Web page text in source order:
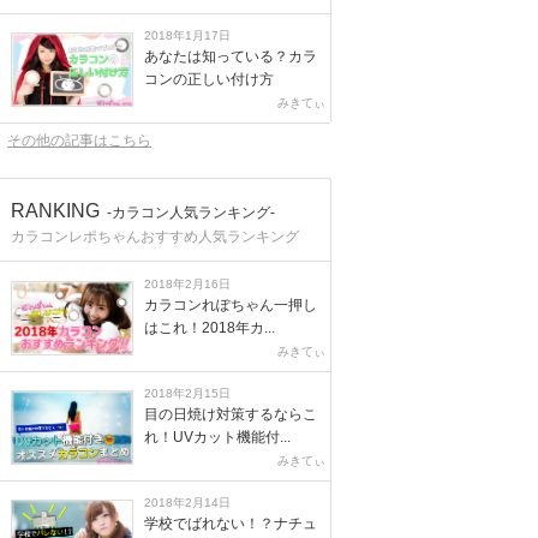
2018年1月17日
あなたは知っている？カラ
コンの正しい付け方
みきてぃ
その他の記事はこちら
RANKING -カラコン人気ランキング-
カラコンレポちゃんおすすめ人気ランキング
2018年2月16日
カラコンれぽちゃん一押し
はこれ！2018年カ...
みきてぃ
2018年2月15日
目の日焼け対策するならこ
れ！UVカット機能付...
みきてぃ
2018年2月14日
学校でばれない！？ナチュ